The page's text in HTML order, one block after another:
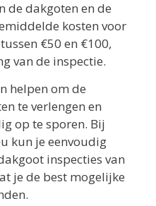
de dakgoten en de
kosten voor
€50 en €100,
van de inspectie.
helpen om de
te verlengen en
op te sporen. Bij
kun je eenvoudig
inspecties van
je de best mogelijke